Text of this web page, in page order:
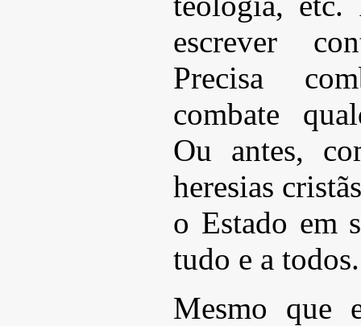
escrever
Precisa
combate
Ou antes,
heresias
o Estado em
tudo e a todos.
Mesmo que